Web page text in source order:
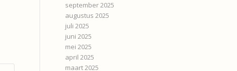
september 2025
augustus 2025
juli 2025
juni 2025
mei 2025
april 2025
maart 2025